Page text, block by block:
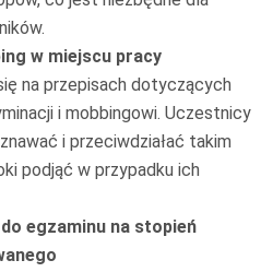
w miejscu pracy
na przepisach dotyczących
i mobbingowi. Uczestnicy
i przeciwdziałać takim
podjąć w przypadku ich
egzaminu na stopień